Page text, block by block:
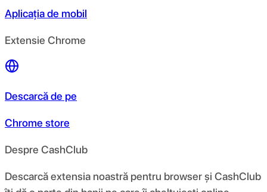
Aplicația de mobil
Extensie Chrome
Descarcă de pe
Chrome store
Despre CashClub
Descarcă extensia noastră pentru browser și CashClub